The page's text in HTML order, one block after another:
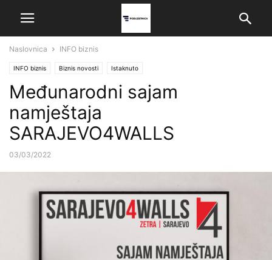
Naslovnica INFO biznis
INFO biznis Biznis novosti Istaknuto
Međunarodni sajam
namještaja
SARAJEVO4WALLS
03/03/2022